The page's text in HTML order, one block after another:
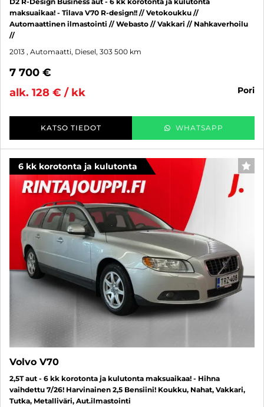
maksuaikaa! - Tilava V70 R-design!! // Vetokoukku //
Automaattinen ilmastointi // Webasto // Vakkari // Nahkaverhoilu
//
2013 , Automaatti, Diesel, 303 500 km
7 700 €
alk. 128 € / kk
pori
KATSO TIEDOT WHATSAPP
6 kk korotonta ja kulutonta
Volvo V70
2,5T aut - 6 kk korotonta ja kulutonta maksuaikaa! - Hihna
vaihdettu 7/26! Harvinainen 2,5 Bensiini! Koukku, Nahat, Vakkari,
Tutka, Metalliväri, Aut.ilmastointi